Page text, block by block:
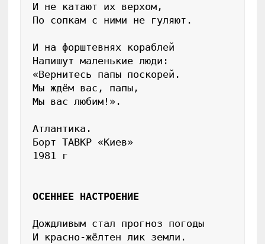
И не катают их верхом,
По сопкам с ними не гуляют.
И на форштевнях кораблей
Напишут маленькие люди:
«Вернитесь папы поскорей.
Мы ждём вас, папы,
Мы вас любим!».
Атлантика.
Борт ТАВКР «Киев»
1981 г
ОСЕННЕЕ НАСТРОЕНИЕ
Дождливым стал прогноз погоды
И красно-жёлтен лик земли.